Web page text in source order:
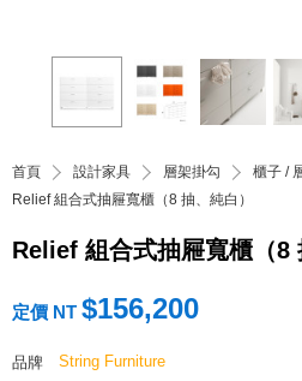
首頁 設計家具 層架掛勾
櫃子 /
Relief 組合式抽屜寬櫃（8 抽、純白）
Relief 組合式抽屜寬櫃（8
定價 NT $156,200
品牌
String Furniture